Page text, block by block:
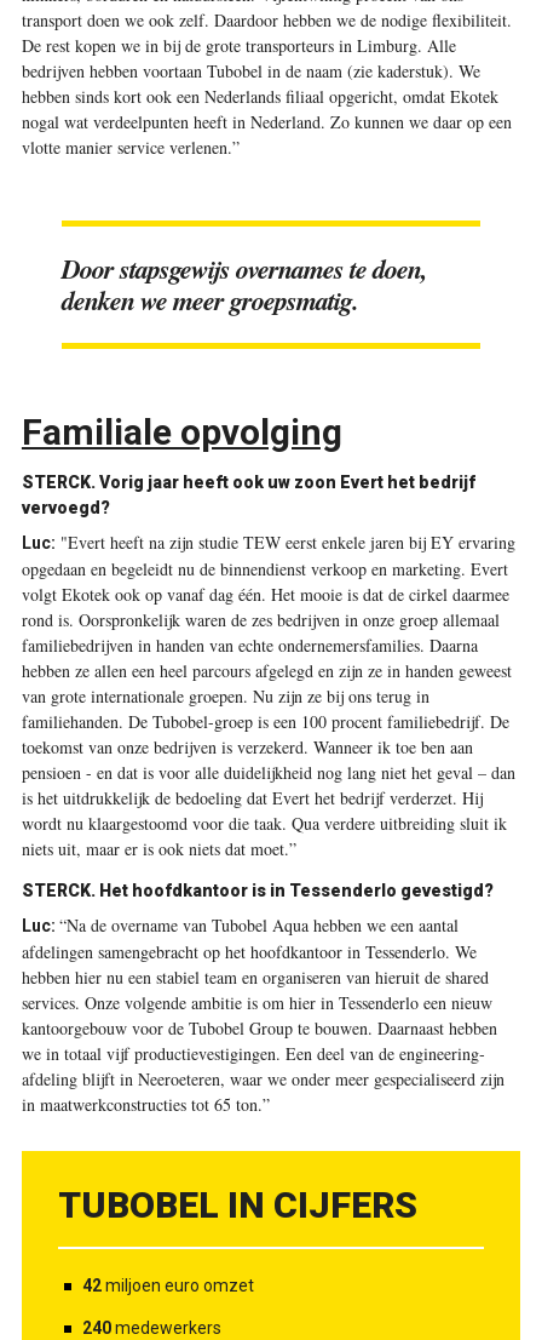
transport doen we ook zelf. Daardoor hebben we de nodige flexibiliteit.
De rest kopen we in bij de grote transporteurs in Limburg. Alle
bedrijven hebben voortaan Tubobel in de naam (zie kaderstuk). We
hebben sinds kort ook een Nederlands filiaal opgericht, omdat Ekotek
nogal wat verdeelpunten heeft in Nederland. Zo kunnen we daar op een
vlotte manier service verlenen.”
Door stapsgewijs overnames te doen,
denken we meer groepsmatig.
Familiale opvolging
STERCK.Vorig jaar heeft ook uw zoon Evert het bedrijf
vervoegd?
Luc: "Evert heeft na zijn studie TEW eerst enkele jaren bij EY ervaring
opgedaan en begeleidt nu de binnendienst verkoop en marketing. Evert
volgt Ekotek ook op vanaf dag één. Het mooie is dat de cirkel daarmee
rond is. Oorspronkelijk waren de zes bedrijven in onze groep allemaal
familiebedrijven in handen van echte ondernemersfamilies. Daarna
hebben ze allen een heel parcours afgelegd en zijn ze in handen geweest
van grote internationale groepen. Nu zijn ze bij ons terug in
familiehanden. De Tubobel-groep is een 100 procent familiebedrijf. De
toekomst van onze bedrijven is verzekerd. Wanneer ik toe ben aan
pensioen - en dat is voor alle duidelijkheid nog lang niet het geval – dan
is het uitdrukkelijk de bedoeling dat Evert het bedrijf verderzet. Hij
wordt nu klaargestoomd voor die taak. Qua verdere uitbreiding sluit ik
niets uit, maar er is ook niets dat moet.”
STERCK. Het hoofdkantoor is in Tessenderlo gevestigd?
Luc: “Na de overname van Tubobel Aqua hebben we een aantal
afdelingen samengebracht op het hoofdkantoor in Tessenderlo. We
hebben hier nu een stabiel team en organiseren van hieruit de shared
services. Onze volgende ambitie is om hier in Tessenderlo een nieuw
kantoorgebouw voor de Tubobel Group te bouwen. Daarnaast hebben
we in totaal vijf productievestigingen. Een deel van de engineering­
afdeling blijft in Neeroeteren, waar we onder meer gespecialiseerd zijn
in maatwerkconstructies tot 65 ton.”
TUBOBEL IN CIJFERS
42miljoen euro omzet
240medewerkers